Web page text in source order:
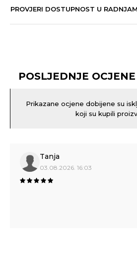
PROVJERI DOSTUPNOST U
POSLJEDNJE
Prikazane ocjene dobijene su
koji su kupili
Tanja
03.08.2026. 16:03